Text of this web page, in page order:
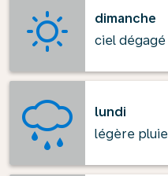
dimanche
ciel dégagé
lundi
légère pluie